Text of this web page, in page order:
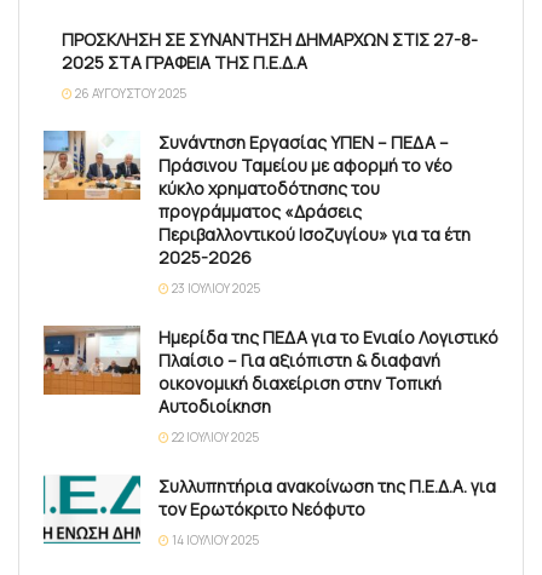
ΠΡΟΣΚΛΗΣΗ ΣΕ ΣΥΝΑΝΤΗΣΗ ΔΗΜΑΡΧΩΝ ΣΤΙΣ 27-8-
2025 ΣΤΑ ΓΡΑΦΕΙΑ ΤΗΣ Π.Ε.Δ.Α
26 ΑΥΓΟΎΣΤΟΥ 2025
Συνάντηση Εργασίας ΥΠΕΝ – ΠΕΔΑ –
Πράσινου Ταμείου με αφορμή το νέο
κύκλο χρηματοδότησης του
προγράμματος «Δράσεις
Περιβαλλοντικού Ισοζυγίου» για τα έτη
2025-2026
23 ΙΟΥΛΊΟΥ 2025
Ημερίδα της ΠΕΔΑ για το Ενιαίο Λογιστικό
Πλαίσιο – Για αξιόπιστη & διαφανή
οικονομική διαχείριση στην Τοπική
Αυτοδιοίκηση
22 ΙΟΥΛΊΟΥ 2025
Συλλυπητήρια ανακοίνωση της Π.Ε.Δ.Α. για
τον Ερωτόκριτο Νεόφυτο
14 ΙΟΥΛΊΟΥ 2025